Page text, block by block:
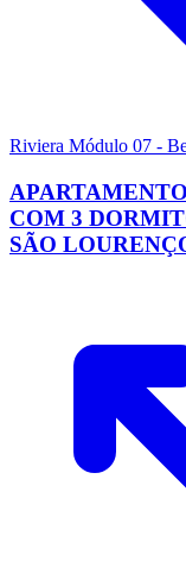
Riviera Módulo 07 -
COM 3
SÃO